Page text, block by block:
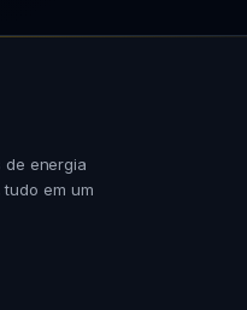
de energia
em um